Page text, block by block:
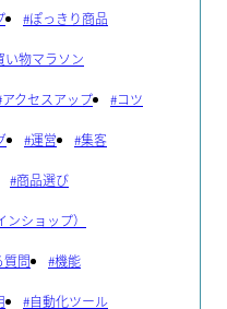
#ぽっきり商品
い物マラソン
アクセスアップ #コツ
#運営 #集客
#商品選び
ショップ）
質問 #機能
#自動化ツール